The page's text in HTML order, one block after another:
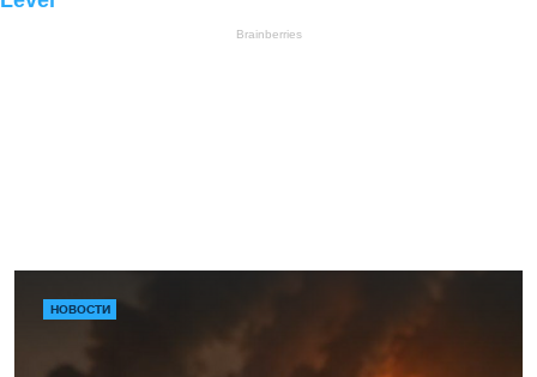
НОВОСТИ